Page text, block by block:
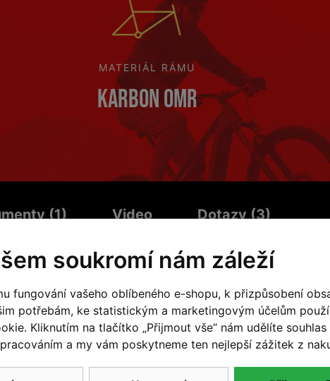
MATERIÁL RÁMU
Karbon OMR
(1) Video Dotazy (3)
ambicemi. Komponentová sada
Shimano M6100a vidliceFox
Rám
soukromí nám záleží
fungování vašeho oblíbeného e-shopu, k přizpůsobení
potřebám, ke statistickým a marketingovým účelům
Kliknutím na tlačítko „Přijmout vše“ nám udělíte souhlas
a my vám poskytneme ten nejlepší zážitek z